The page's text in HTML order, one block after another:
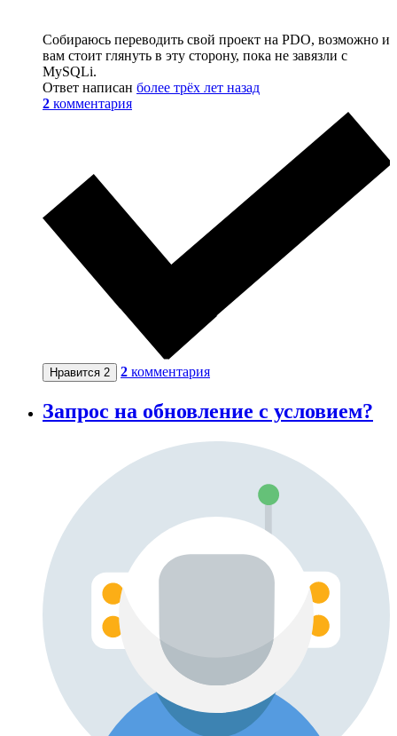
Собираюсь переводить свой проект на PDO, возможно и
вам стоит глянуть в эту сторону, пока не завязли с
MySQLi.
Ответ написан более трёх лет назад
2 комментария
Нравится 2 2 комментария
Запрос на обновление с условием?